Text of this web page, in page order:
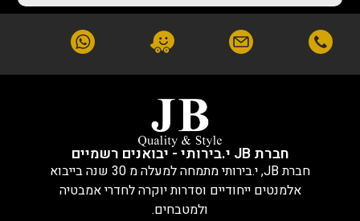
חברת JB י.בירותי - יבואנים רשמיים
חברת JB, י.בירותי מתמחה למעלה מ 30 שנה בייבוא
אלמנטים ייחודיים וסדרות יוקרה לחדרי אמבטיה
ולמטבחים.